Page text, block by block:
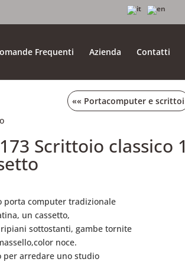
Frequenti Azienda Contatti
«« Portacomputer e scrittoi
Scrittoio classico 1
porta computer tradizionale
un cassetto,
sottostanti, gambe tornite
noce.
per arredare uno studio